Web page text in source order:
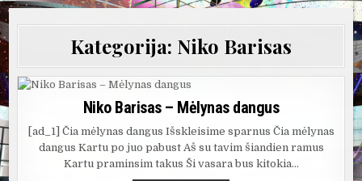
Kategorija: Niko Barisas
Niko Barisas – Mėlynas dangus
[ad_1] Čia mėlynas dangus Išskleisime sparnus Čia mėlynas
dangus Kartu po juo pabust Aš su tavim šiandien ramus
Kartu praminsim takus Ši vasara bus kitokia…